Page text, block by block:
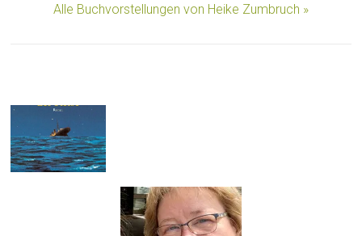
Alle Buchvorstellungen von Heike Zumbruch »